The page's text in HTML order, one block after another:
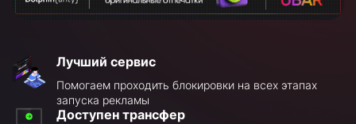
Лучший сервис
Помогаем проходить блокировки на всех этапах
запуска рекламы
Доступен трансфер